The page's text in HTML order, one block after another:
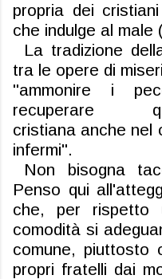
propria dei
che indulge al male
La tradizione
tra le opere di
"ammonire i
recuperare
cristiana anche nel
infermi".
Non bisogna
Penso qui
che, per rispetto
comodità si
comune, piuttosto
propri fratelli dai